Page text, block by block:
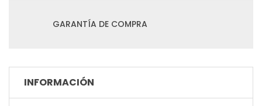
GARANTÍA DE COMPRA
INFORMACIÓN